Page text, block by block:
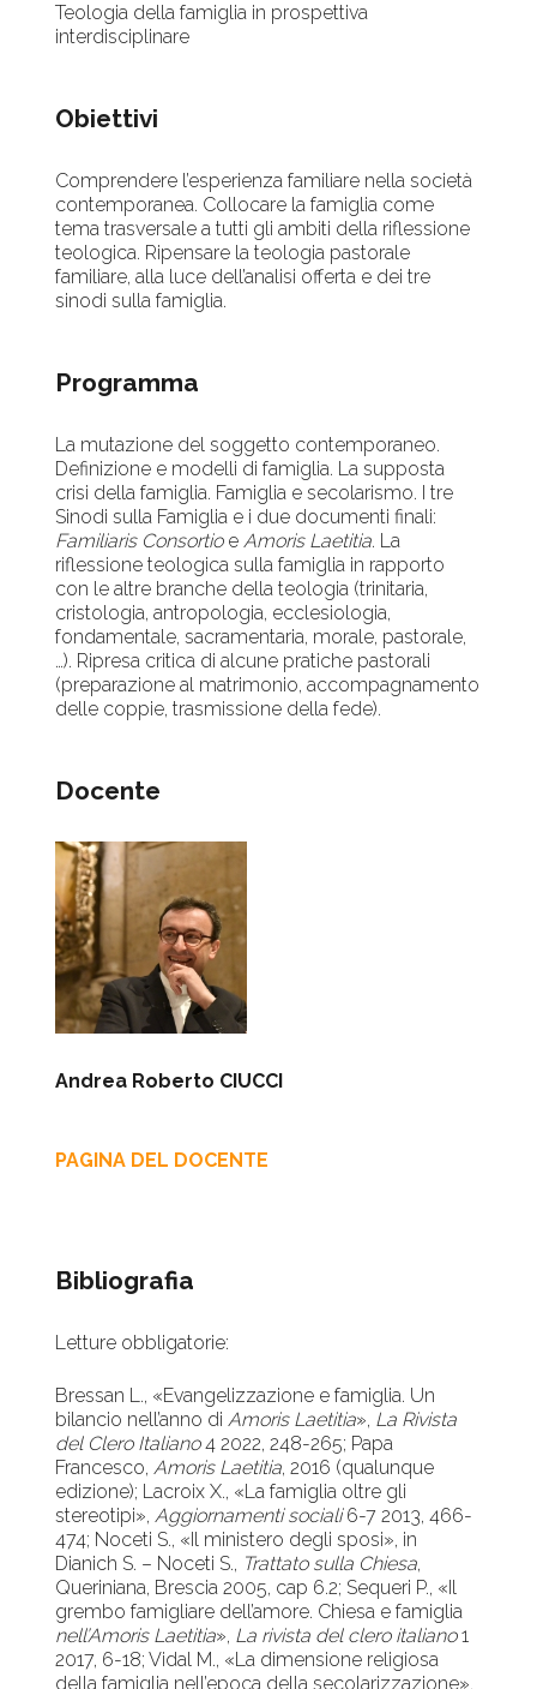
Teologia della famiglia in prospettiva
interdisciplinare
Obiettivi
Comprendere l’esperienza familiare nella società
contemporanea. Collocare la famiglia come
tema trasversale a tutti gli ambiti della riflessione
teologica. Ripensare la teologia pastorale
familiare, alla luce dell’analisi offerta e dei tre
sinodi sulla famiglia.
Programma
La mutazione del soggetto contemporaneo.
Definizione e modelli di famiglia. La supposta
crisi della famiglia. Famiglia e secolarismo. I tre
Sinodi sulla Famiglia e i due documenti finali:
Familiaris ConsortioeAmoris Laetitia. La
riflessione teologica sulla famiglia in rapporto
con le altre branche della teologia (trinitaria,
cristologia, antropologia, ecclesiologia,
fondamentale, sacramentaria, morale, pastorale,
…). Ripresa critica di alcune pratiche pastorali
(preparazione al matrimonio, accompagnamento
delle coppie, trasmissione della fede).
Docente
Andrea Roberto CIUCCI
PAGINA DEL DOCENTE
Bibliografia
Letture obbligatorie:
Bressan L., «Evangelizzazione e famiglia. Un
bilancio nell’anno diAmoris Laetitia», La Rivista
del Clero Italiano4 2022, 248-265; Papa
Francesco,Amoris Laetitia, 2016 (qualunque
edizione); Lacroix X., «La famiglia oltre gli
stereotipi»,Aggiornamenti sociali6-7 2013, 466-
474; Noceti S., «Il ministero degli sposi», in
Dianich S. – Noceti S., Trattato sulla Chiesa,
Queriniana, Brescia 2005, cap 6.2; Sequeri P., «Il
grembo famigliare dell’amore. Chiesa e famiglia
nell’Amoris Laetitia», La rivista del clero italiano1
2017, 6-18; Vidal M., «La dimensione religiosa
della famiglia nell’epoca della secolarizzazione»,